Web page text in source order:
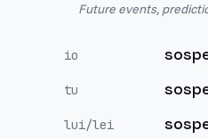
Future events,
io
tu
lui/lei